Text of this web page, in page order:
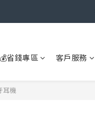
💰省錢專區 客戶服務
耳機